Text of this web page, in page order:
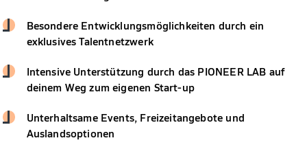
Besondere Entwicklungsmöglichkeiten durch ein
exklusives Talentnetzwerk
Intensive Unterstützung durch das PIONEER LAB auf
deinem Weg zum eigenen Start-up
Unterhaltsame Events, Freizeitangebote und
Auslandsoptionen